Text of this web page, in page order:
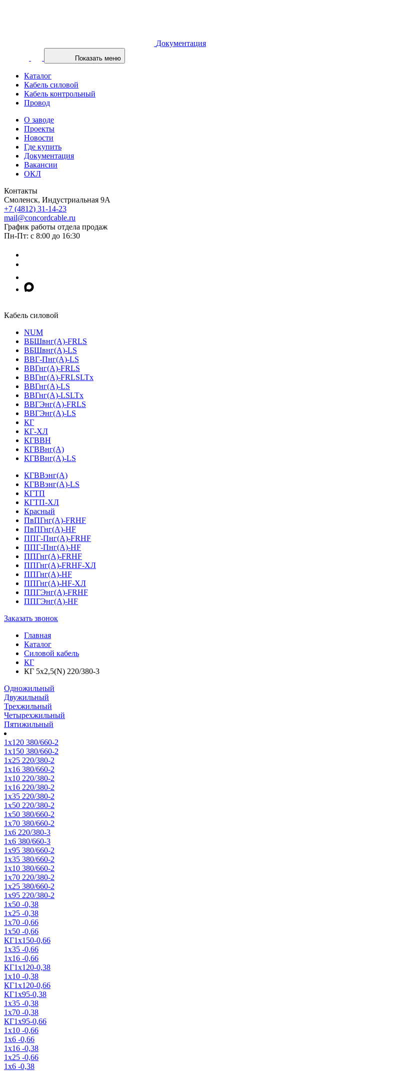
Документация
Показать меню
Каталог
Кабель силовой
Кабель контрольный
Провод
О заводе
Проекты
Новости
Где купить
Документация
Вакансии
ОКЛ
Контакты
Смоленск, Индустриальная 9А
+7 (4812) 31-14-23
mail@concordcable.ru
График работы отдела продаж
Пн-Пт: с 8:00 до 16:30
Кабель силовой
NUM
ВБШвнг(А)-FRLS
ВБШвнг(А)-LS
ВВГ-Пнг(А)-LS
ВВГнг(А)-FRLS
ВВГнг(А)-FRLSLTx
ВВГнг(А)-LS
ВВГнг(А)-LSLTx
ВВГЭнг(А)-FRLS
ВВГЭнг(А)-LS
КГ
КГ-ХЛ
КГВВН
КГВВнг(А)
КГВВнг(А)-LS
КГВВэнг(А)
КГВВэнг(А)-LS
КГТП
КГТП-ХЛ
Красный
ПвПГнг(А)-FRHF
ПвПГнг(А)-HF
ППГ-Пнг(А)-FRHF
ППГ-Пнг(А)-HF
ППГнг(А)-FRHF
ППГнг(А)-FRHF-ХЛ
ППГнг(А)-HF
ППГнг(А)-HF-ХЛ
ППГЭнг(А)-FRHF
ППГЭнг(А)-HF
Заказать звонок
Главная
Каталог
Силовой кабель
КГ
КГ 5х2,5(N) 220/380-3
Одножильный
Двужильный
Трехжильный
Четырехжильный
Пятижильный
1х120 380/660-2
1х150 380/660-2
1х25 220/380-2
1х16 380/660-2
1х10 220/380-2
1х16 220/380-2
1х35 220/380-2
1х50 220/380-2
1х50 380/660-2
1х70 380/660-2
1х6 220/380-3
1х6 380/660-3
1х95 380/660-2
1х35 380/660-2
1х10 380/660-2
1х70 220/380-2
1х25 380/660-2
1х95 220/380-2
1х50 -0,38
1х25 -0,38
1х70 -0,66
1х50 -0,66
КГ1х150-0,66
1х35 -0,66
1х16 -0,66
КГ1х120-0,38
1х10 -0,38
КГ1х120-0,66
КГ1х95-0,38
1х35 -0,38
1х70 -0,38
КГ1х95-0,66
1х10 -0,66
1х6 -0,66
1х16 -0,38
1х25 -0,66
1х6 -0,38